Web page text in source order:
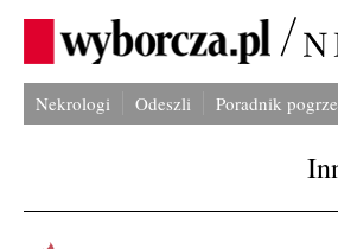
Nekrologi Odeszli Poradnik